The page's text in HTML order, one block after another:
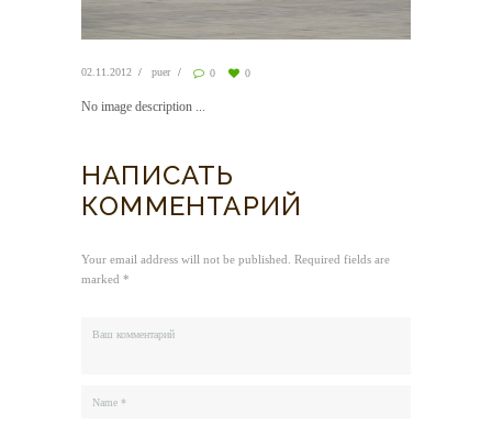
02.11.2012 puer 0 0
No image description ...
НАПИСАТЬ
КОММЕНТАРИЙ
Your email address will not be published. Required fields are
marked *